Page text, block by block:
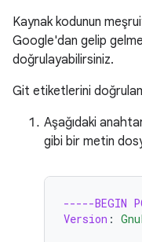
Kaynak kodunun
Google'dan gelip
doğrulayabilirsiniz.
Git etiketlerini
Aşağıdaki
gibi bir metin
-----BEGIN
Version :